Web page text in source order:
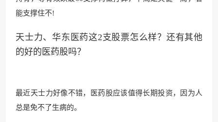
能支撑住不!
天士力、华东医药这2支股票怎么样？还有其他
的好的医药股吗？
最近天士力好像不错，医药股应该值得长期投资，因为人
总是免不了生病的。